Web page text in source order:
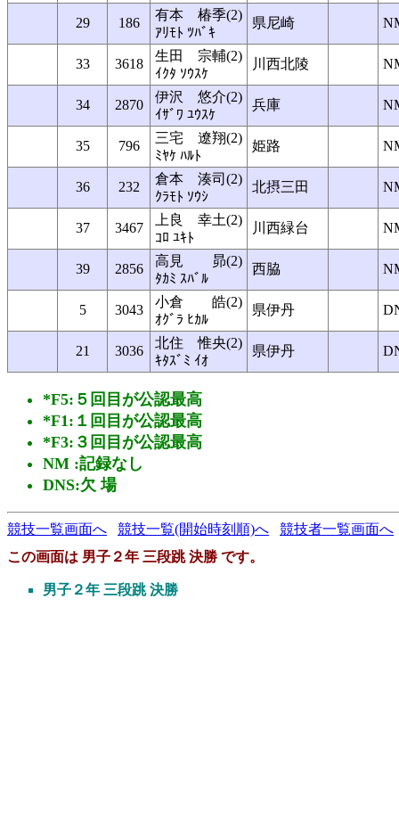
29 186
有本 椿季(2)
ｱﾘﾓﾄ ﾂﾊﾞｷ
県尼崎
33 3618
生田 宗輔(2)
ｲｸﾀ ｿｳｽｹ
川西北陵
34 2870
伊沢 悠介(2)
ｲｻﾞﾜ ﾕｳｽｹ
兵庫
35 796
三宅 遼翔(2)
ﾐﾔｹ ﾊﾙﾄ
姫路
36 232
倉本 湊司(2)
ｸﾗﾓﾄ ｿｳｼ
北摂三田
37 3467
上良 幸土(2)
ｺﾛ ﾕｷﾄ
川西緑台
39 2856
高見 昴(2)
ﾀｶﾐ ｽﾊﾞﾙ
西脇
5 3043
小倉 皓(2)
ｵｸﾞﾗ ﾋｶﾙ
県伊丹
21 3036
北住 惟央(2)
ｷﾀｽﾞﾐ ｲｵ
県伊丹
*F5:５回目が公認最高
*F1:１回目が公認最高
*F3:３回目が公認最高
NM :記録なし
DNS:欠 場
競技一覧画面へ 競技一覧(開始時刻順)へ
競技者一覧画面へ
この画面は 男子２年 三段跳 決勝 です。
男子２年 三段跳 決勝